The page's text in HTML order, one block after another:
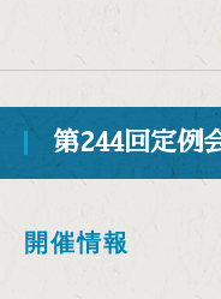
第244回定例
開催情報